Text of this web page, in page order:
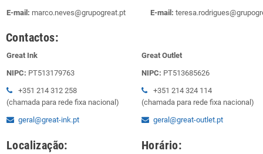
E-mail: marco.neves@grupogreat.pt
E-mail:
Contactos:
Great Ink
NIPC: PT513179763
+351 214 312 258
(chamada para rede fixa nacional)
geral@great-ink.pt
Great Outlet
NIPC: PT513685626
+351 214 324 114
(chamada para rede fixa nacional)
geral@great-outlet.pt
Localização: Horário: